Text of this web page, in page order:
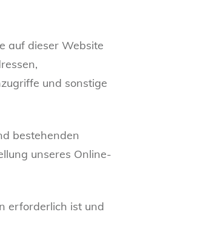
auf dieser Website
und sonstige
bestehenden
unseres Online-
erforderlich ist und